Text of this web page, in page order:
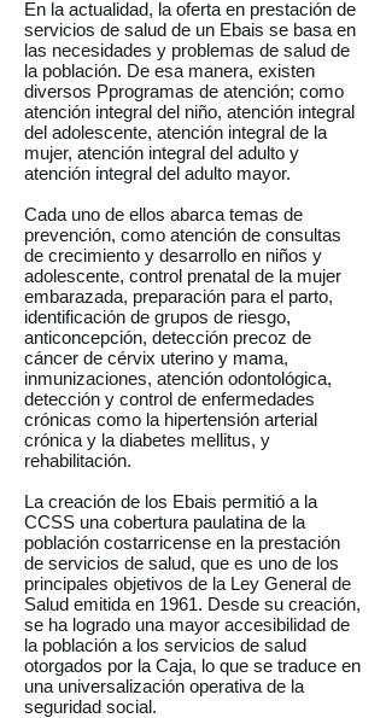
En la actualidad, la oferta en prestación de
servicios de salud de un Ebais se basa en
las necesidades y problemas de salud de
la población. De esa manera, existen
diversos Pprogramas de atención; como
atención integral del niño, atención integral
del adolescente, atención integral de la
mujer, atención integral del adulto y
atención integral del adulto mayor.
Cada uno de ellos abarca temas de
prevención, como atención de consultas
de crecimiento y desarrollo en niños y
adolescente, control prenatal de la mujer
embarazada, preparación para el parto,
identificación de grupos de riesgo,
anticoncepción, detección precoz de
cáncer de cérvix uterino y mama,
inmunizaciones, atención odontológica,
detección y control de enfermedades
crónicas como la hipertensión arterial
crónica y la diabetes mellitus, y
rehabilitación.
La creación de los Ebais permitió a la
CCSS una cobertura paulatina de la
población costarricense en la prestación
de servicios de salud, que es uno de los
principales objetivos de la Ley General de
Salud emitida en 1961. Desde su creación,
se ha logrado una mayor accesibilidad de
la población a los servicios de salud
otorgados por la Caja, lo que se traduce en
una universalización operativa de la
seguridad social.